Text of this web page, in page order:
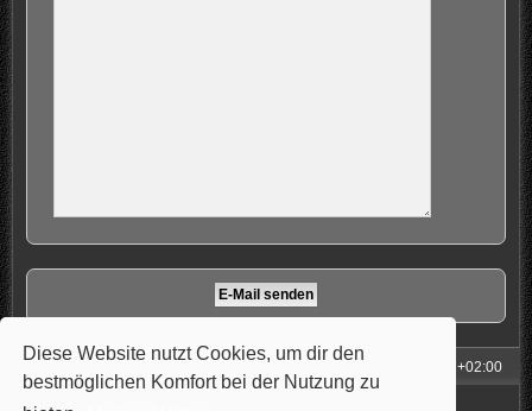
Diese Website nutzt Cookies, um dir den
bestmöglichen Komfort bei der Nutzung zu
UTC+02:00
Powered by